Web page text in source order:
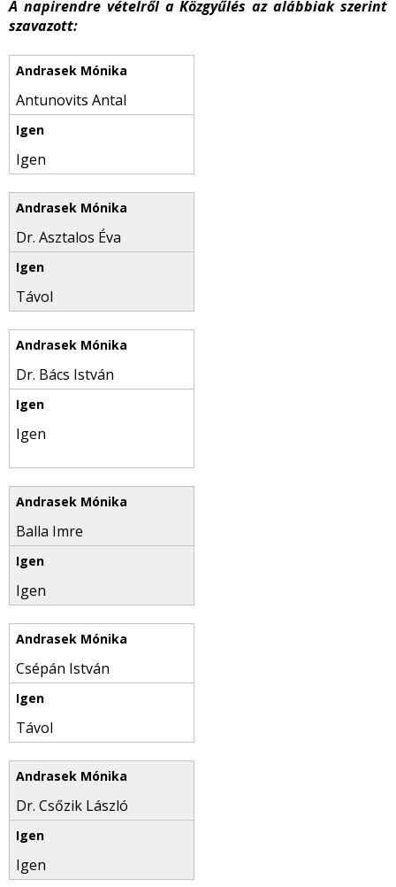
A napirendre vételről a Közgyűlés az alábbiak szerint
szavazott:
Antunovits Antal
Igen
Dr. Asztalos Éva
Távol
Dr. Bács István
Igen
Balla Imre
Igen
Csépán István
Távol
Dr. Csőzik László
Igen